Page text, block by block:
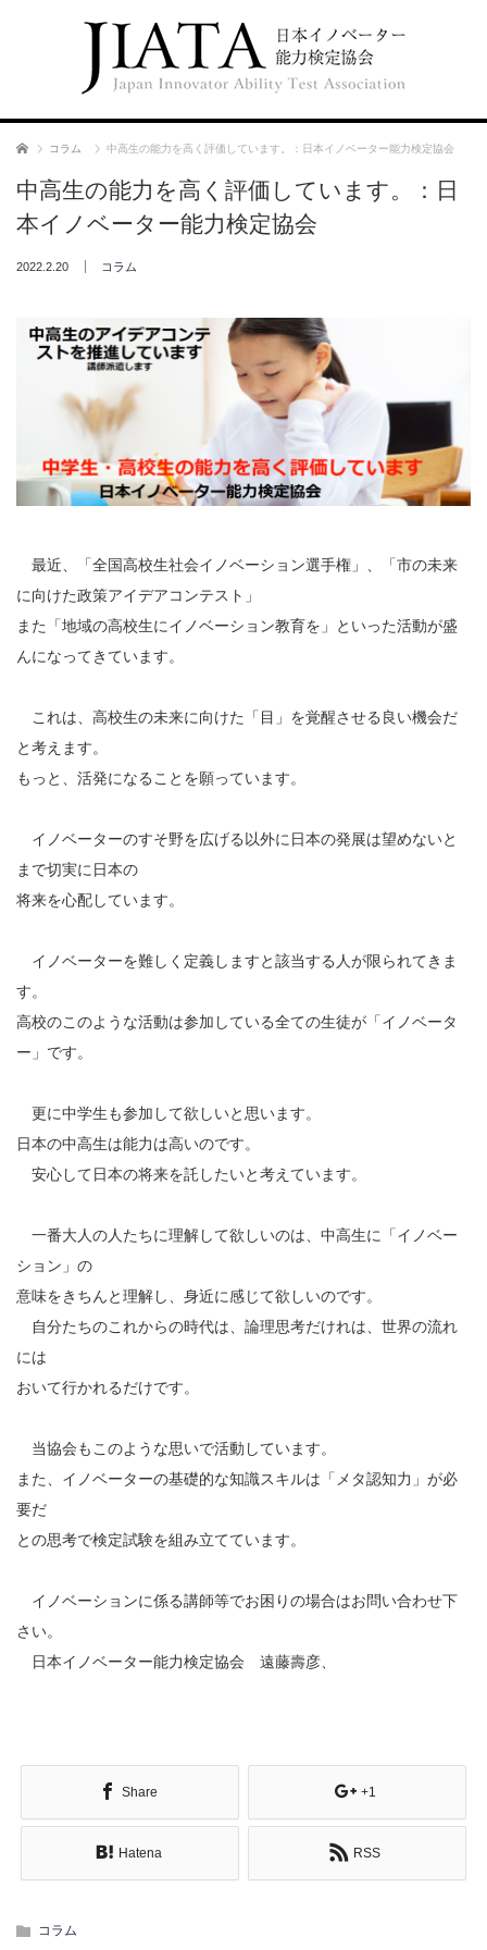
ホーム コラム 中高生の能力を高く評価しています。：日本イノベーター能力検定協会
中高生の能力を高く評価しています。：日
本イノベーター能力検定協会
2022.2.20 コラム
最近、「全国高校生社会イノベーション選手権」、「市の未来
に向けた政策アイデアコンテスト」
また「地域の高校生にイノベーション教育を」といった活動が盛
んになってきています。
これは、高校生の未来に向けた「目」を覚醒させる良い機会だ
と考えます。
もっと、活発になることを願っています。
イノベーターのすそ野を広げる以外に日本の発展は望めないと
まで切実に日本の
将来を心配しています。
イノベーターを難しく定義しますと該当する人が限られてきま
す。
高校のこのような活動は参加している全ての生徒が「イノベータ
ー」です。
更に中学生も参加して欲しいと思います。
日本の中高生は能力は高いのです。
安心して日本の将来を託したいと考えています。
一番大人の人たちに理解して欲しいのは、中高生に「イノベー
ション」の
意味をきちんと理解し、身近に感じて欲しいのです。
自分たちのこれからの時代は、論理思考だけれは、世界の流れ
には
おいて行かれるだけです。
当協会もこのような思いで活動しています。
また、イノベーターの基礎的な知識スキルは「メタ認知力」が必
要だ
との思考で検定試験を組み立てています。
イノベーションに係る講師等でお困りの場合はお問い合わせ下
さい。
日本イノベーター能力検定協会 遠藤壽彦、
Share +1
Hatena RSS
コラム